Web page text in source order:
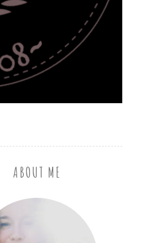
ABOUT ME